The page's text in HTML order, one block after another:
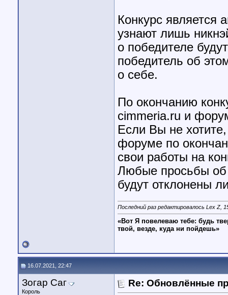
Конкурс является
узнают лишь
о победителе
победитель об
о себе.
По окончанию
cimmeria.ru и
Если Вы не
форуме по
свои работы на
Любые просьбы об
будут отклонены
Последний раз редактировалось Lex Z,
«Вот Я повелеваю тебе: будь
твой, везде, куда ни пойдешь»
16.07.2021, 22:47
Зогар Саг
Король
Re: Обновлённые